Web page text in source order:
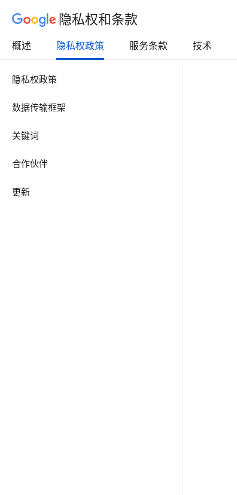
隐私权和条款
概述 隐私权政策 服务条款 技术
隐私权政策
数据传输框架
关键词
合作伙伴
更新